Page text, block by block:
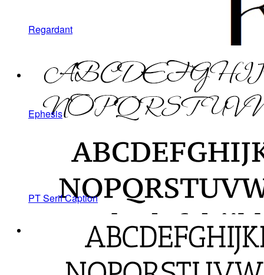
Regardant
Ephesis
PT Serif Caption